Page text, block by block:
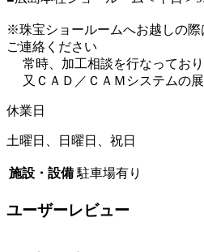
※珠宝ショールームへお越しの
ご連絡ください
常時、加工相談を行なってお
又ＣＡＤ／ＣＡＭシステムの
休業日
土曜日、日曜日、祝日
施設・設備 駐車場有り
ユーザーレビュー